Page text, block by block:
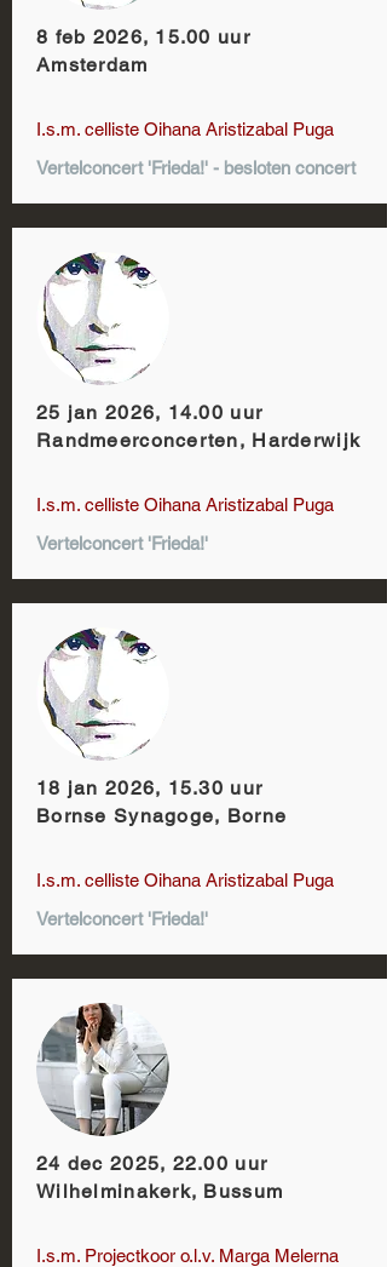
8 feb 2026, 15.00 uur
Amsterdam
I.s.m. celliste Oihana Aristizabal Puga
Vertelconcert 'Frieda!' - besloten concert
25 jan 2026, 14.00 uur
Randmeerconcerten, Harderwijk
I.s.m. celliste Oihana Aristizabal Puga
Vertelconcert 'Frieda!'
18 jan 2026, 15.30 uur
Bornse Synagoge, Borne
I.s.m. celliste Oihana Aristizabal Puga
Vertelconcert 'Frieda!'
24 dec 2025, 22.00 uur
Wilhelminakerk, Bussum
I.s.m. Projectkoor o.l.v. Marga Melerna